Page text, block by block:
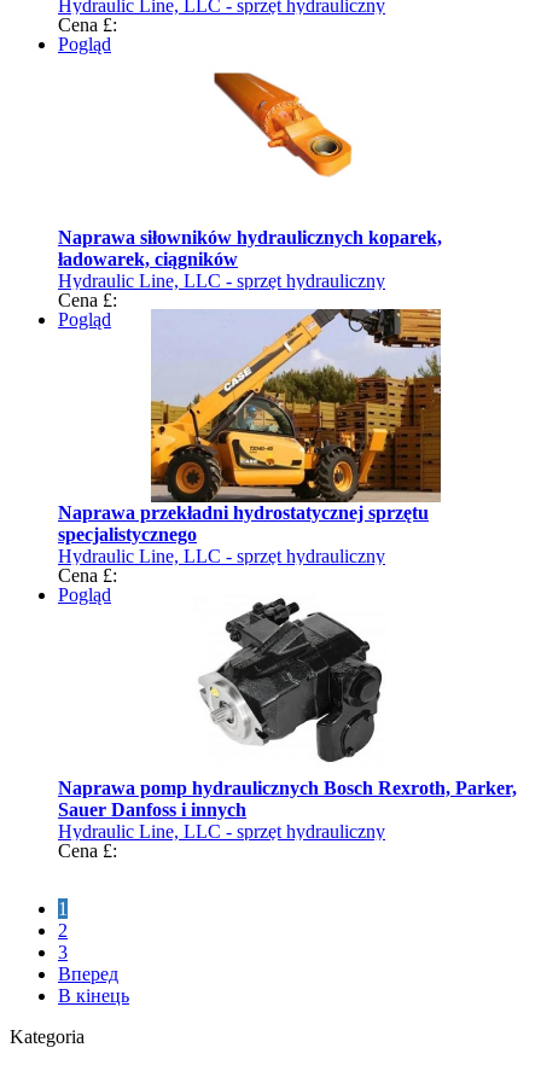
Hydraulic Line, LLC - sprzęt hydrauliczny
Cena £:
Pogląd
Naprawa siłowników hydraulicznych koparek,
ładowarek, ciągników
Hydraulic Line, LLC - sprzęt hydrauliczny
Cena £:
Pogląd
Naprawa przekładni hydrostatycznej sprzętu
specjalistycznego
Hydraulic Line, LLC - sprzęt hydrauliczny
Cena £:
Pogląd
Naprawa pomp hydraulicznych Bosch Rexroth, Parker,
Sauer Danfoss i innych
Hydraulic Line, LLC - sprzęt hydrauliczny
Cena £:
1
2
3
Вперед
В кінець
Kategoria